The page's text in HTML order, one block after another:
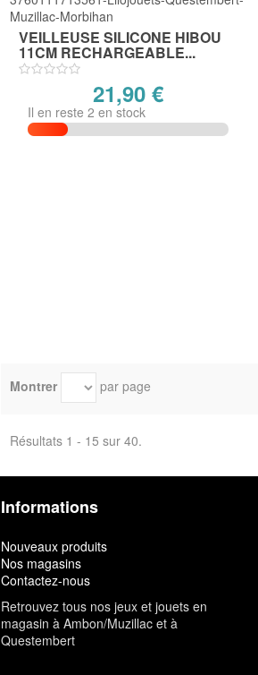
VEILLEUSE SILICONE HIBOU
11CM RECHARGEABLE...
21,90 €
Il en reste 2 en stock
Montrer par page
Résultats 1 - 15 sur 40.
Informations
Nouveaux produits
Nos magasins
Contactez-nous
Retrouvez tous nos jeux et jouets en
magasin à Ambon/Muzillac et à
Questembert